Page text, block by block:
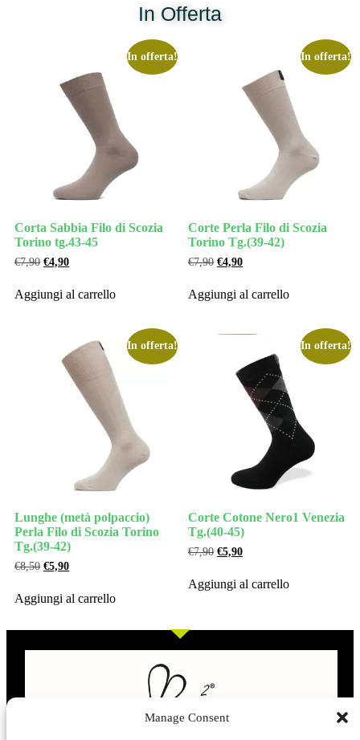
Manage Consent
In Offerta
In offerta!
Corta Sabbia Filo di Scozia
Torino tg.43-45
€7,90 €4,90
Aggiungi al carrello
In offerta!
Corte Perla Filo di Scozia
Torino Tg.(39-42)
€7,90 €4,90
Aggiungi al carrello
In offerta!
Lunghe (metà polpaccio)
Perla Filo di Scozia Torino
Tg.(39-42)
€8,50 €5,90
Aggiungi al carrello
In offerta!
Corte Cotone Nero1 Venezia
Tg.(40-45)
€7,90 €5,90
Aggiungi al carrello